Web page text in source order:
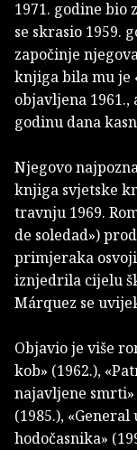
1971. godine bio
se skrasio 1959.
započinje
knjiga bila mu je
objavljena 1961.,
godinu dana
Njegovo
knjiga svjetske
travnju 1969.
de soledad»)
primjeraka
iznjedrila cijelu
Márquez se
Objavio je više
kob» (1962.),
najavljene smrti»
(1985.),
hodočasnika»